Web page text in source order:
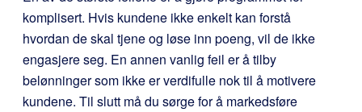
komplisert. Hvis kundene ikke enkelt kan forstå
hvordan de skal tjene og løse inn poeng, vil de ikke
engasjere seg. En annen vanlig feil er å tilby
belønninger som ikke er verdifulle nok til å motivere
kundene. Til slutt må du sørge for å markedsføre